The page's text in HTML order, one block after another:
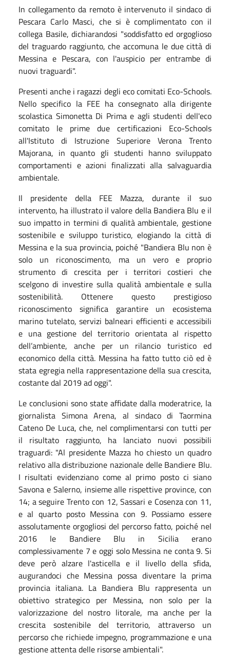
In collegamento da remoto è intervenuto il sindaco di
Pescara Carlo Masci, che si è complimentato con il
collega Basile, dichiarandosi "soddisfatto ed orgoglioso
del traguardo raggiunto, che accomuna le due città di
Messina e Pescara, con l'auspicio per entrambe di
nuovi traguardi".
Presenti anche i ragazzi degli eco comitati Eco-Schools.
Nello specifico la FEE ha consegnato alla dirigente
scolastica Simonetta Di Prima e agli studenti dell'eco
comitato le prime due certificazioni Eco-Schools
all'Istituto di Istruzione Superiore Verona Trento
Majorana, in quanto gli studenti hanno sviluppato
comportamenti e azioni finalizzati alla salvaguardia
ambientale.
Il presidente della FEE Mazza, durante il suo
intervento, ha illustrato il valore della Bandiera Blu e il
suo impatto in termini di qualità ambientale, gestione
sostenibile e sviluppo turistico, elogiando la città di
Messina e la sua provincia, poiché "Bandiera Blu non è
solo un riconoscimento, ma un vero e proprio
strumento di crescita per i territori costieri che
scelgono di investire sulla qualità ambientale e sulla
sostenibilità. Ottenere questo prestigioso
riconoscimento significa garantire un ecosistema
marino tutelato, servizi balneari efficienti e accessibili
e una gestione del territorio orientata al rispetto
dell’ambiente, anche per un rilancio turistico ed
economico della città. Messina ha fatto tutto ciò ed è
stata egregia nella rappresentazione della sua crescita,
costante dal 2019 ad oggi".
Le conclusioni sono state affidate dalla moderatrice, la
giornalista Simona Arena, al sindaco di Taormina
Cateno De Luca, che, nel complimentarsi con tutti per
il risultato raggiunto, ha lanciato nuovi possibili
traguardi: "Al presidente Mazza ho chiesto un quadro
relativo alla distribuzione nazionale delle Bandiere Blu.
I risultati evidenziano come al primo posto ci siano
Savona e Salerno, insieme alle rispettive province, con
14; a seguire Trento con 12, Sassari e Cosenza con 11,
e al quarto posto Messina con 9. Possiamo essere
assolutamente orgogliosi del percorso fatto, poiché nel
2016 le Bandiere Blu in Sicilia erano
complessivamente 7 e oggi solo Messina ne conta 9. Si
deve però alzare l'asticella e il livello della sfida,
augurandoci che Messina possa diventare la prima
provincia italiana. La Bandiera Blu rappresenta un
obiettivo strategico per Messina, non solo per la
valorizzazione del nostro litorale, ma anche per la
crescita sostenibile del territorio, attraverso un
percorso che richiede impegno, programmazione e una
gestione attenta delle risorse ambientali".